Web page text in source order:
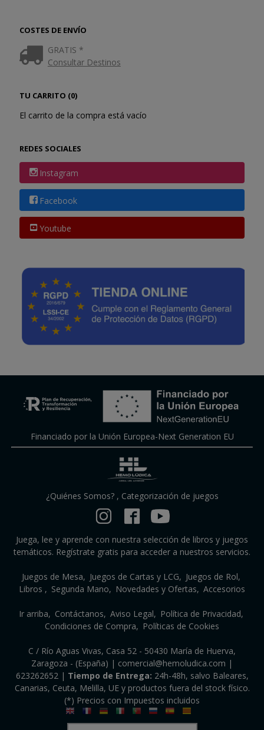
COSTES DE ENVÍO
GRATIS *
Consultar Destinos
TU CARRITO (0)
El carrito de la compra está vacío
REDES SOCIALES
Instagram
Facebook
Youtube
Financiado por la Unión Europea-Next Generation EU
¿Quiénes Somos?, Categorización de juegos
Juega, lee y aprende con nuestra selección de libros y juegos
temáticos. Regístrate gratis para acceder a nuestros servicios.
Juegos de Mesa Juegos de Cartas y LCG
Juegos de Rol
Libros
Segunda Mano Novedades y Ofertas Accesorios
Ir arriba Contáctanos Aviso Legal
Política de Privacidad
Condiciones de Compra
Políticas de Cookies
C / Río Aguas Vivas, Casa 52 - 50430 María de Huerva,
Zaragoza - (España) | comercial@hemoludica.com |
623262652| Tiempo de Entrega: 24h-48h, salvo Baleares,
Canarias, Ceuta, Melilla, UE y productos fuera del stock físico.
(*) Precios con Impuestos incluidos